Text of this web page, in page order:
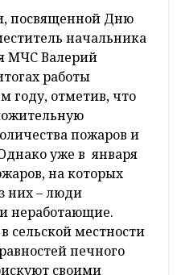
посвященной Дню
начальника
МЧС Валерий
работы
году, отметив, что
пожаров и
уже в января
на которых
них – люди
неработающие.
сельской местности
печного
своими